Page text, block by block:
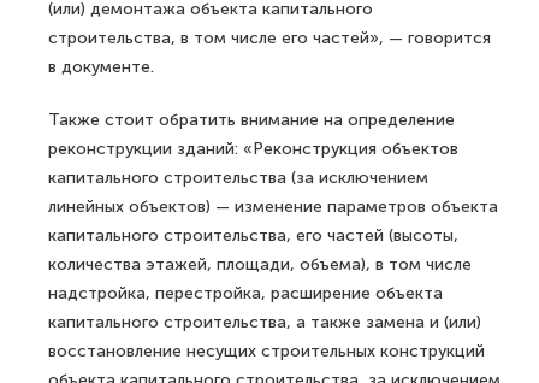
(или) демонтажа объекта капитального
строительства, в том числе его частей», — говорится
в документе.
Также стоит обратить внимание на определение
реконструкции зданий: «Реконструкция объектов
капитального строительства (за исключением
линейных объектов) — изменение параметров объекта
капитального строительства, его частей (высоты,
количества этажей, площади, объема), в том числе
надстройка, перестройка, расширение объекта
капитального строительства, а также замена и (или)
восстановление несущих строительных конструкций